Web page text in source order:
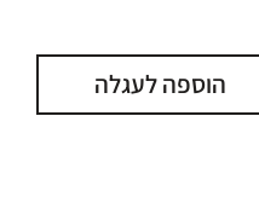
הוספה לעגלה